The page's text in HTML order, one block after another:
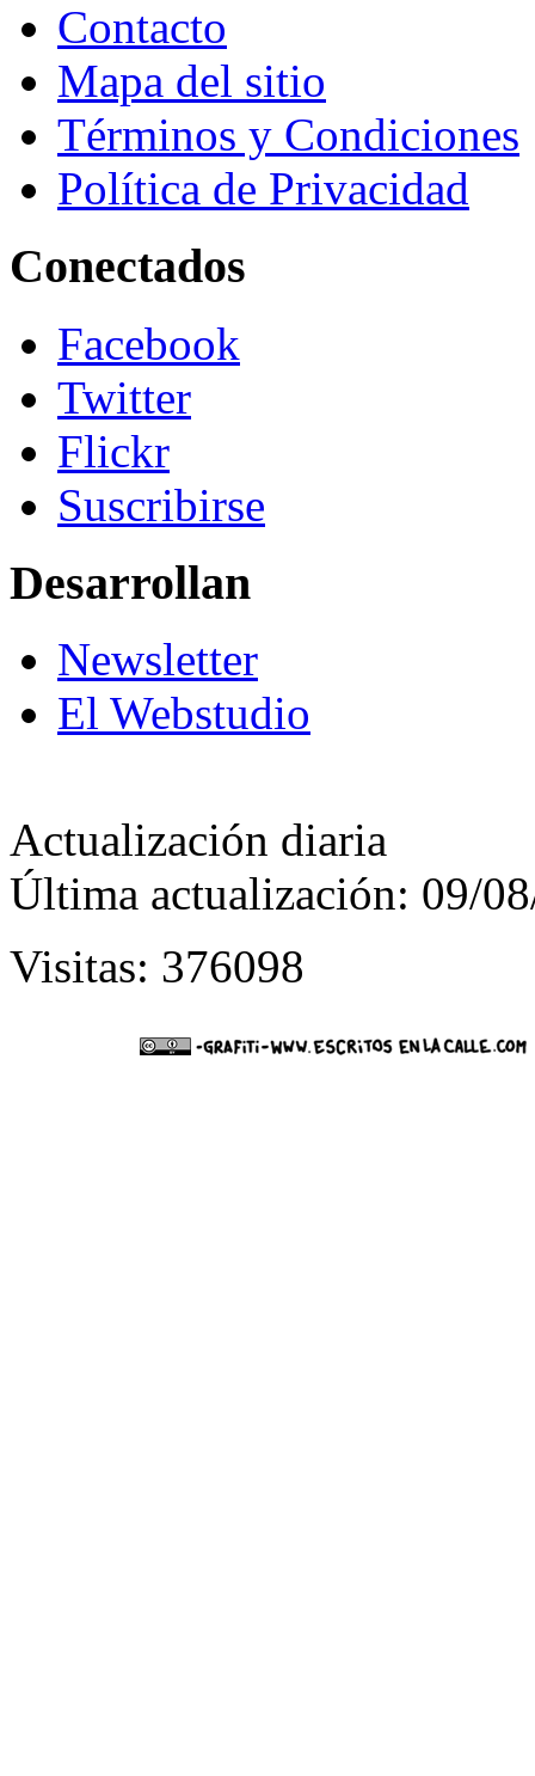
Contacto
Mapa del sitio
Términos y Condiciones
Política de Privacidad
Conectados
Facebook
Twitter
Flickr
Suscribirse
Desarrollan
Newsletter
El Webstudio
Actualización diaria
Última actualización: 09/
Visitas: 376098